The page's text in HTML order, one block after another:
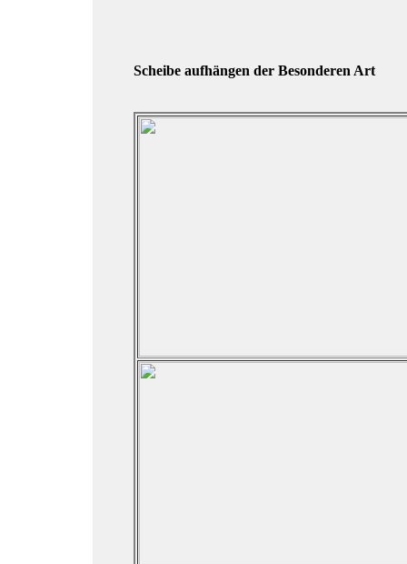
Scheibe aufhängen der Besonderen Art